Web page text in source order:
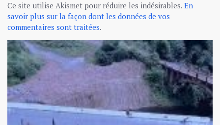
Ce site utilise Akismet pour réduire les indésirables. En
savoir plus sur la façon dont les données de vos
commentaires sont traitées.